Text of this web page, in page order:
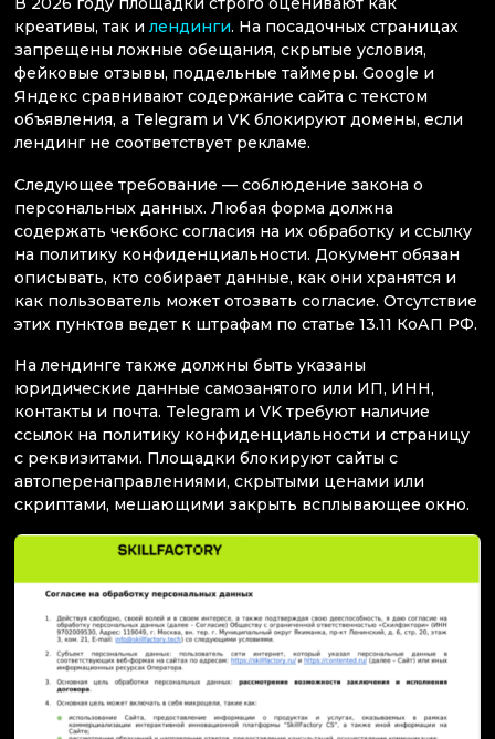
креативы, так и лендинги. На посадочных страницах
запрещены ложные обещания, скрытые условия,
фейковые отзывы, поддельные таймеры. Google и
Яндекс сравнивают содержание сайта с текстом
объявления, а Telegram и VK блокируют домены, если
лендинг не соответствует рекламе.
Следующее требование — соблюдение закона о
персональных данных. Любая форма должна
содержать чекбокс согласия на их обработку и ссылку
на политику конфиденциальности. Документ обязан
описывать, кто собирает данные, как они хранятся и
как пользователь может отозвать согласие. Отсутствие
этих пунктов ведет к штрафам по статье 13.11 КоАП РФ.
На лендинге также должны быть указаны
юридические данные самозанятого или ИП, ИНН,
контакты и почта. Telegram и VK требуют наличие
ссылок на политику конфиденциальности и страницу
с реквизитами. Площадки блокируют сайты с
автоперенаправлениями, скрытыми ценами или
скриптами, мешающими закрыть всплывающее окно.